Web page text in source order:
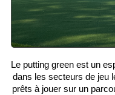
Le putting green est un
dans les secteurs de jeu
prêts à jouer sur un